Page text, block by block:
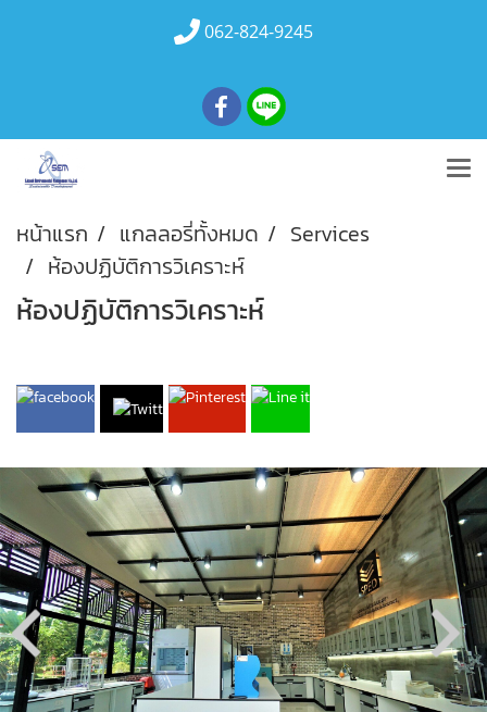
062-824-9245
หน้าแรก แกลลอรี่ทั้งหมด
Services
ห้องปฏิบัติการวิเคราะห์
ห้องปฏิบัติการวิเคราะห์